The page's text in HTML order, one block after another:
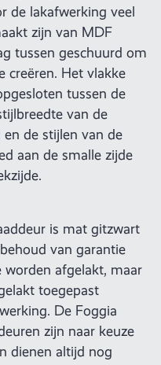
de lakafwerking veel
zijn van MDF
tussen geschuurd om
creëren. Het vlakke
tussen de
van de
de stijlen van de
aan de smalle zijde
is mat gitzwart
van garantie
afgelakt, maar
toegepast
De Foggia
zijn naar keuze
dienen altijd nog